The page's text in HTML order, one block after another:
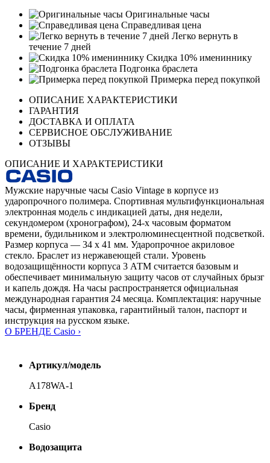
Оригинальные часы
Справедливая цена
Легко вернуть в
течение 7 дней
Скидка 10% имениннику
Подгонка браслета
Примерка перед покупкой
ОПИСАНИЕ ХАРАКТЕРИСТИКИ
ГАРАНТИЯ
ДОСТАВКА И ОПЛАТА
СЕРВИСНОЕ ОБСЛУЖИВАНИЕ
ОТЗЫВЫ
ОПИСАНИЕ И ХАРАКТЕРИСТИКИ
Мужские наручные часы Casio Vintage в корпусе из
ударопрочного полимера. Спортивная мультифункциональная
электронная модель с индикацией даты, дня недели,
секундомером (хронографом), 24-х часовым форматом
времени, будильником и электролюминесцентной подсветкой.
Размер корпуса — 34 х 41 мм. Ударопрочное акриловое
стекло. Браслет из нержавеющей стали. Уровень
водозащищённости корпуса 3 АТМ считается базовым и
обеспечивает минимальную защиту часов от случайных брызг
и капель дождя. На часы распространяется официальная
международная гарантия 24 месяца. Комплектация: наручные
часы, фирменная упаковка, гарантийный талон, паспорт и
инструкция на русском языке.
О БРЕНДЕ Casio ›
Артикул/модель
A178WA-1
Бренд
Casio
Водозащита